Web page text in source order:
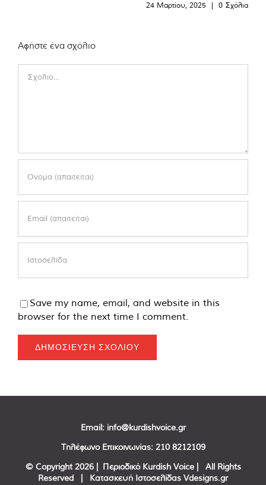
24 Μαρτίου, 2025 | 0 Σχόλια
Αφήστε ένα σχόλιο
Save my name, email, and website in this
browser for the next time I comment.
Email: info@kurdishvoice.gr
Τηλέφωνο Επικοινωνίας: 210 8212109
© Copyright 2026 | Περιοδικό Kurdish Voice | All Rights
Reserved | Κατασκευή Ιστοσελίδας Vdesigns.gr